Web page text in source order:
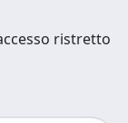
ristretto